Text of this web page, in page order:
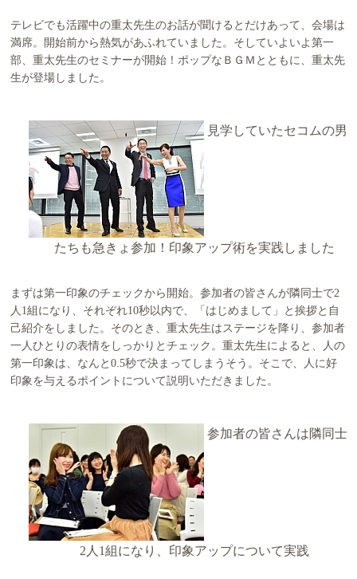
テレビでも活躍中の重太先生のお話が聞けるとだけあって、会場は
満席。開始前から熱気があふれていました。そしていよいよ第一
部、重太先生のセミナーが開始！ポップなＢＧＭとともに、重太先
生が登場しました。
見学していたセコムの男
たちも急きょ参加！印象アップ術を実践しました
まずは第一印象のチェックから開始。参加者の皆さんが隣同士で2
人1組になり、それぞれ10秒以内で、「はじめまして」と挨拶と自
己紹介をしました。そのとき、重太先生はステージを降り、参加者
一人ひとりの表情をしっかりとチェック。重太先生によると、人の
第一印象は、なんと0.5秒で決まってしまうそう。そこで、人に好
印象を与えるポイントについて説明いただきました。
参加者の皆さんは隣同士
2人1組になり、印象アップについて実践